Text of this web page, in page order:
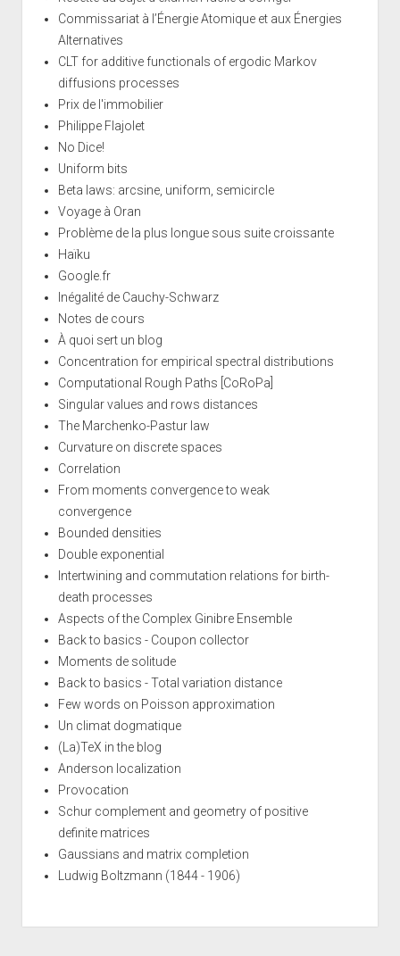
Commissariat à l’Énergie Atomique et aux Énergies
Alternatives
CLT for additive functionals of ergodic Markov
diffusions processes
Prix de l'immobilier
Philippe Flajolet
No Dice!
Uniform bits
Beta laws: arcsine, uniform, semicircle
Voyage à Oran
Problème de la plus longue sous suite croissante
Haïku
Google.fr
Inégalité de Cauchy-Schwarz
Notes de cours
À quoi sert un blog
Concentration for empirical spectral distributions
Computational Rough Paths [CoRoPa]
Singular values and rows distances
The Marchenko-Pastur law
Curvature on discrete spaces
Correlation
From moments convergence to weak
convergence
Bounded densities
Double exponential
Intertwining and commutation relations for birth-
death processes
Aspects of the Complex Ginibre Ensemble
Back to basics - Coupon collector
Moments de solitude
Back to basics - Total variation distance
Few words on Poisson approximation
Un climat dogmatique
(La)TeX in the blog
Anderson localization
Provocation
Schur complement and geometry of positive
definite matrices
Gaussians and matrix completion
Ludwig Boltzmann (1844 - 1906)